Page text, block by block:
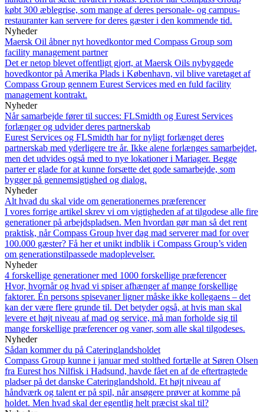
købt 300 æblegrise, som mange af deres personale- og campus-
restauranter kan servere for deres gæster i den kommende tid.
Nyheder
Maersk Oil åbner nyt hovedkontor med Compass Group som
facility management partner
Det er netop blevet offentligt gjort, at Maersk Oils nybyggede
hovedkontor på Amerika Plads i København, vil blive varetaget af
Compass Group gennem Eurest Services med en fuld facility
management kontrakt.
Nyheder
Når samarbejde fører til succes: FLSmidth og Eurest Services
forlænger og udvider deres partnerskab
Eurest Services og FLSmidth har for nyligt forlænget deres
partnerskab med yderligere tre år. Ikke alene forlænges samarbejdet,
men det udvides også med to nye lokationer i Mariager. Begge
parter er glade for at kunne forsætte det gode samarbejde, som
bygger på gennemsigtighed og dialog.
Nyheder
Alt hvad du skal vide om generationernes præferencer
I vores forrige artikel skrev vi om vigtigheden af at tilgodese alle fire
generationer på arbejdspladsen. Men hvordan gør man så det rent
praktisk, når Compass Group hver dag mad serverer mad for over
100.000 gæster? Få her et unikt indblik i Compass Group’s viden
om generationstilpassede madoplevelser.
Nyheder
4 forskellige generationer med 1000 forskellige præferencer
Hvor, hvornår og hvad vi spiser afhænger af mange forskellige
faktorer. Én persons spisevaner ligner måske ikke kollegaens – det
kan der være flere grunde til. Det betyder også, at hvis man skal
levere et højt niveau af mad og service, må man forholde sig til
mange forskellige præferencer og vaner, som alle skal tilgodeses.
Nyheder
Sådan kommer du på Cateringlandsholdet
Compass Group kunne i januar med stolthed fortælle at Søren Olsen
fra Eurest hos Nilfisk i Hadsund, havde fået en af de eftertragtede
pladser på det danske Cateringlandshold. Et højt niveau af
håndværk og talent er på spil, når ansøgere prøver at komme på
holdet. Men hvad skal der egentlig helt præcist skal til?